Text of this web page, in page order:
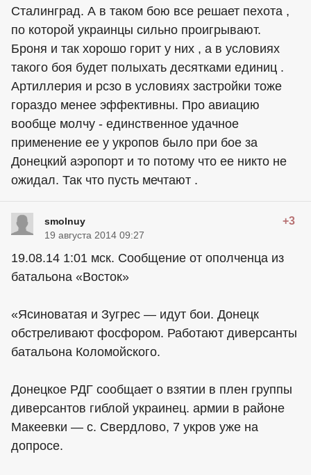
Сталинград. А в таком бою все решает пехота ,
по которой украинцы сильно проигрывают.
Броня и так хорошо горит у них , а в условиях
такого боя будет полыхать десятками единиц .
Артиллерия и рсзо в условиях застройки тоже
гораздо менее эффективны. Про авиацию
вообще молчу - единственное удачное
применение ее у укропов было при бое за
Донецкий аэропорт и то потому что ее никто не
ожидал. Так что пусть мечтают .
smolnuy +3
19 августа 2014 09:27
19.08.14 1:01 мск. Сообщение от ополченца из
батальона «Восток»
«Ясиноватая и Зугрес — идут бои. Донецк
обстреливают фосфором. Работают диверсанты
батальона Коломойского.
Донецкое РДГ сообщает о взятии в плен группы
диверсантов гиблой украинец. армии в районе
Макеевки — с. Свердлово, 7 укров уже на
допросе.